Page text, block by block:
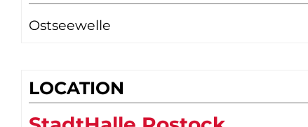
Ostseewelle
LOCATION